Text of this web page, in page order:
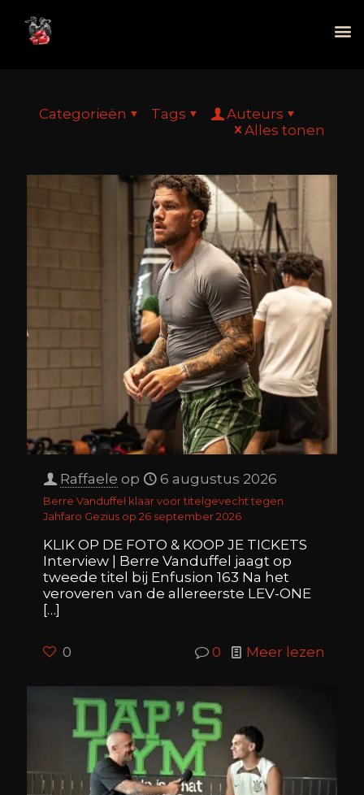
Categorieën Tags
Auteurs
Alles tonen
Raffaele op 6 augustus 2026
Berre Vanduffel klaar voor titelgevecht tegen
Jahfaro Gezius op 26 september 2026
KLIK OP DE FOTO & KOOP JE TICKETS
Interview | Berre Vanduffel jaagt op
tweede titel bij Enfusion 163 Na het
veroveren van de allereerste LEV-ONE
[…]
0 0 Meer lezen